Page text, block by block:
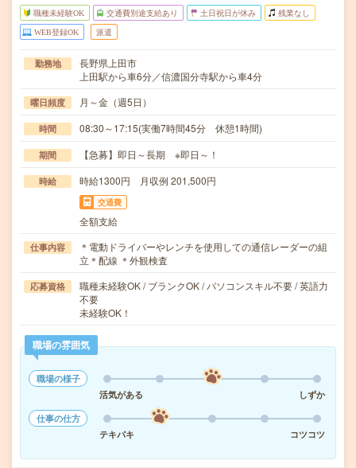
職種未経験OK 交通費別途支給あり 土日祝日が休み 残業なし
WEB登録OK 派遣
勤務地
長野県上田市
上田駅から車6分／信濃国分寺駅から車4分
曜日頻度 月～金（週5日）
時間 08:30～17:15(実働7時間45分 休憩1時間)
期間 【急募】即日～長期 ※即日～！
時給 時給1300円 月収例 201,500円
交通費
全額支給
仕事内容
＊電動ドライバーやレンチを使用しての通信レーダーの組
立＊配線 ＊外観検査
応募資格
職種未経験OK / ブランクOK / パソコンスキル不要 / 英語力
不要
未経験OK！
職場の雰囲気
職場の様子
活気がある
しずか
仕事の仕方
テキパキ
コツコツ